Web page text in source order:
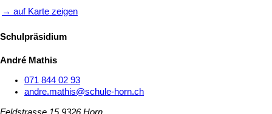
→ auf Karte zeigen
Schulpräsidium
André Mathis
071 844 02 93
andre.mathis@schule-horn.ch